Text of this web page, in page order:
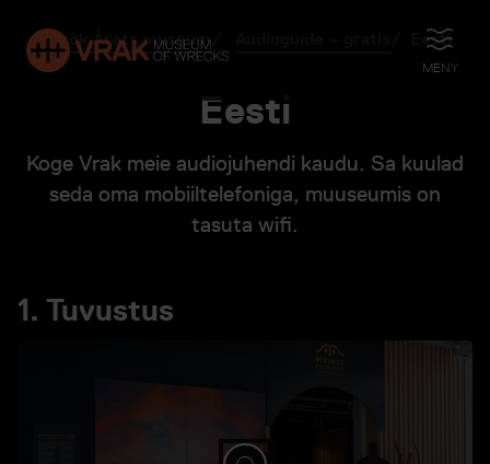
ÖPPNA
MENY
Besök Årets museum Eesti
Eesti
Koge Vrak meie audiojuhendi kaudu. Sa kuulad
seda oma mobiiltelefoniga, muuseumis on
tasuta wifi.
1. Tuvustus